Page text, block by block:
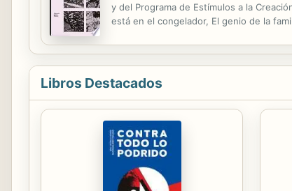
y del Programa de Estímulos a la
está en el congelador, El genio de la
Libros Destacados